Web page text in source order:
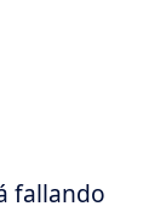
fallando